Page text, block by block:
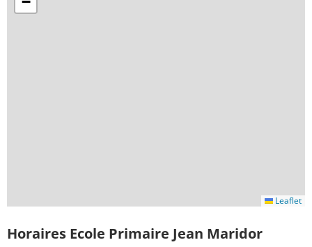
Leaflet
Horaires Ecole Primaire Jean Maridor